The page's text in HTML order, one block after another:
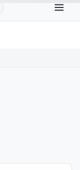
$586.64↑2.10%